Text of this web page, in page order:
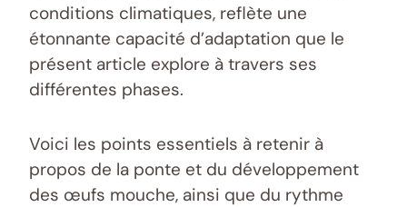
conditions climatiques, reflète une
étonnante capacité d’adaptation que le
présent article explore à travers ses
différentes phases.
Voici les points essentiels à retenir à
propos de la ponte et du développement
des œufs mouche, ainsi que du rythme